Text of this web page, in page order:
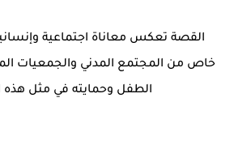
القصة تعكس معاناة اجتماعية
خاص من المجتمع المدني والجمعيات
الطفل وحمايته في مثل